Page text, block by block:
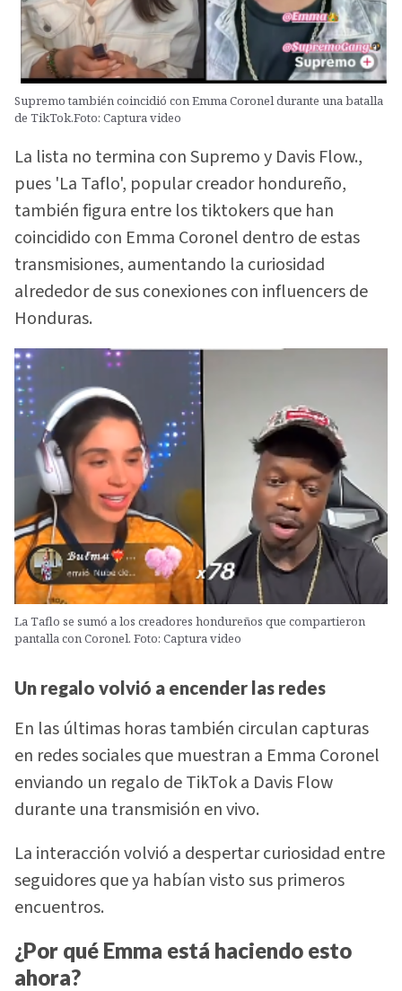
Supremo también coincidió con Emma Coronel durante una batalla
de TikTok.Foto: Captura video
La lista no termina con Supremo y Davis Flow.,
pues 'La Taflo', popular creador hondureño,
también figura entre los tiktokers que han
coincidido con Emma Coronel dentro de estas
transmisiones, aumentando la curiosidad
alrededor de sus conexiones con influencers de
Honduras.
La Taflo se sumó a los creadores hondureños que compartieron
pantalla con Coronel. Foto: Captura video
Un regalo volvió a encender las redes
En las últimas horas también circulan capturas
en redes sociales que muestran a Emma Coronel
enviando un regalo de TikTok a Davis Flow
durante una transmisión en vivo.
La interacción volvió a despertar curiosidad entre
seguidores que ya habían visto sus primeros
encuentros.
¿Por qué Emma está haciendo esto
ahora?